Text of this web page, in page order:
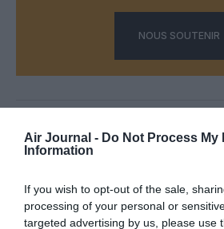
Air Journal - Do Not Process My
Information
If you wish to opt-out of the sale,
processing of your personal or
targeted advertising by us, please use
NOUS SOUTENIR
PARTAGER
FacebookTwitterPinterest